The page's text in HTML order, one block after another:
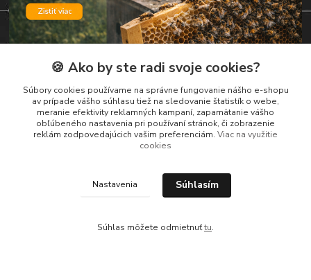
Kontakty
Zákaznická podpora
+421 919 037 687
vcelarstvotrizuliak@centrum.sk
🍪 Ako by ste radi svoje cookies?
Súbory cookies používame na správne fungovanie nášho e-shopu
av prípade vášho súhlasu tiež na sledovanie štatistík o webe,
meranie efektivity reklamných kampaní, zapamätanie vášho
obľúbeného nastavenia pri používaní stránok, či zobrazenie
reklám zodpovedajúcich vašim preferenciám. Viac na využitie
cookies
Nastavenia Súhlasím
Súhlas môžete odmietnuťtu.